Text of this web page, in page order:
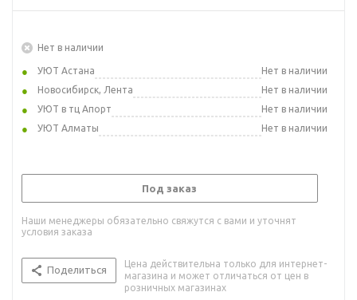
Нет в наличии
УЮТ Астана
Нет в наличии
Новосибирск, Лента
Нет в наличии
УЮТ в тц Апорт
Нет в наличии
УЮТ Алматы
Нет в наличии
Под заказ
Наши менеджеры обязательно свяжутся с вами и уточнят
условия заказа
Поделиться
Цена действительна только для интернет-
магазина и может отличаться от цен в
розничных магазинах